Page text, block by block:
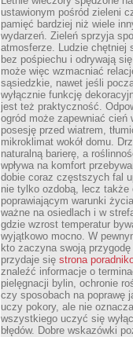
ustawionym pośród zieleni
pamięć bardziej niż wiele
wydarzeń. Zieleń sprzyja
atmosferze. Ludzie chętniej
bez pośpiechu i odrywają
może więc wzmacniać
sąsiedzkie, nawet jeśli
wyłącznie funkcję
jest też praktyczność.
ogród może zapewniać cień
posesję przed wiatrem,
mikroklimat wokół domu.
naturalną barierę, a
wpływa na komfort
dobie coraz częstszych fal
nie tylko ozdobą, lecz także
poprawiającym warunki
ważne na osiedlach i w
gdzie wzrost temperatur
wyjątkowo mocno. W
kto zaczyna swoją
przydaje się strona
znaleźć informacje o
pielęgnacji bylin, ochronie
czy sposobach na poprawę
uczy pokory, ale nie
wszystkiego uczyć się
błędów. Dobre wskazówki